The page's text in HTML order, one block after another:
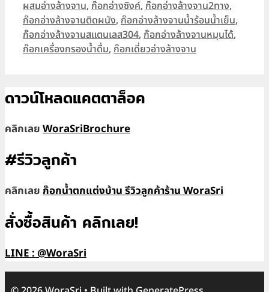
ผสมอ่างล้างจาน, ก๊อกอ่างซิงค์, ก๊อกอ่างล้างจาน2ทาง,
ก๊อกอ่างล้างจานติดผนัง, ก๊อกอ่างล้างจานน้ำร้อนน้ำเย็น,
ก๊อกอ่างล้างจานสแตนเลส304, ก๊อกอ่างล้างจานหมุนได้,
ก๊อกเครื่องกรองน้ำดื่ม, ก๊อกเดี่ยวอ่างล้างจาน
ดาวน์โหลดแคตตาล็อค
คลิกเลยWoraSriBrochure
#รีวิวลูกค้า
คลิกเลยก๊อกน้ำตกแต่งบ้าน รีวิวลูกค้าร้าน WoraSri
สั่งซื้อสินค้า คลิกเลย!
LINE : @WoraSri